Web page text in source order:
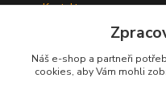
Kontakty
Náš e-shop a partneři
cookies, aby Vám mohli